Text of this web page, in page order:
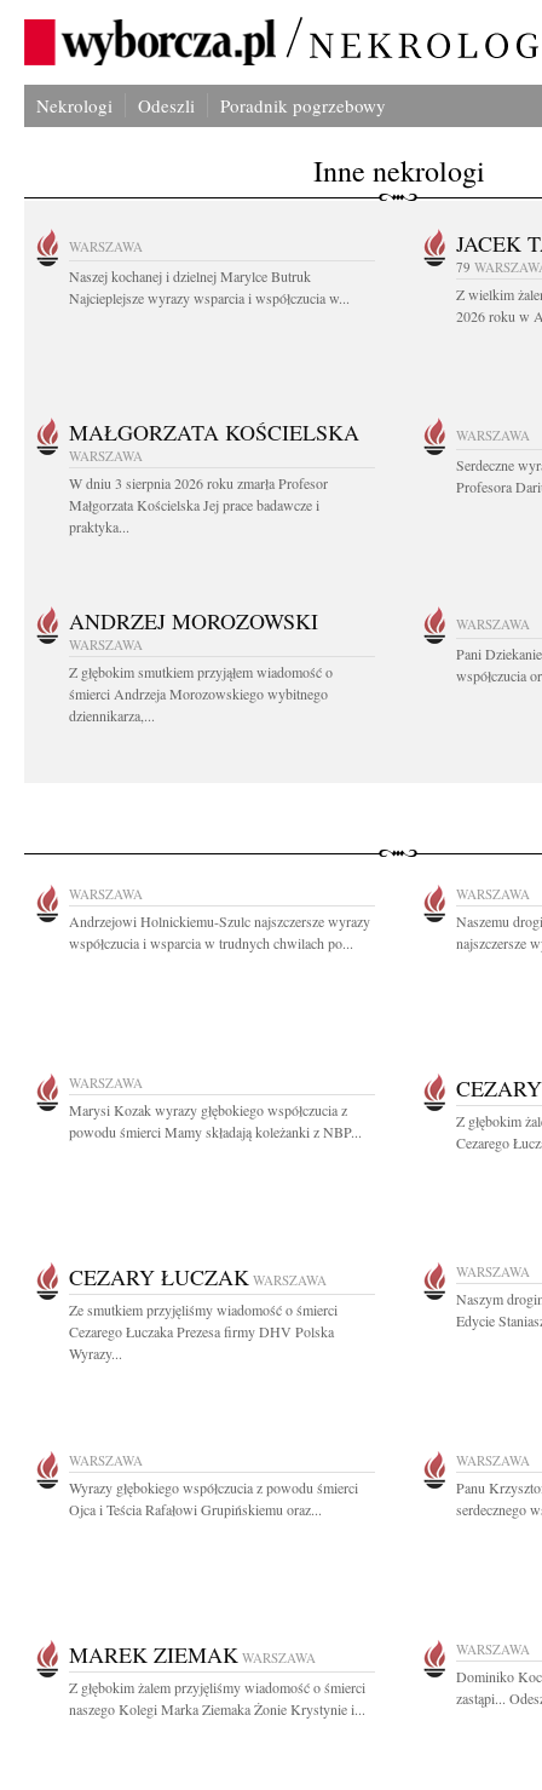
Nekrologi Odeszli Poradnik pogrzebowy
Inne nekrologi
WARSZAWA
Naszej kochanej i dzielnej Marylce Butruk
Najcieplejsze wyrazy wsparcia i współczucia w...
JACEK
79
Z wielkim
2026 roku w
MAŁGORZATA KOŚCIELSKA
WARSZAWA
W dniu 3 sierpnia 2026 roku zmarła Profesor
Małgorzata Kościelska Jej prace badawcze i
praktyka...
WARSZAWA
Serdeczne
Profesora
ANDRZEJ MOROZOWSKI
WARSZAWA
Z głębokim smutkiem przyjąłem wiadomość o
śmierci Andrzeja Morozowskiego wybitnego
dziennikarza,...
WARSZAWA
Pani
współczucia
WARSZAWA
Andrzejowi Holnickiemu-Szulc najszczersze wyrazy
współczucia i wsparcia w trudnych chwilach po...
WARSZAWA
Naszemu
najszczersze
WARSZAWA
Marysi Kozak wyrazy głębokiego współczucia z
powodu śmierci Mamy składają koleżanki z NBP...
Z głębokim
Cezarego
CEZARY ŁUCZAK WARSZAWA
Ze smutkiem przyjęliśmy wiadomość o śmierci
Cezarego Łuczaka Prezesa firmy DHV Polska
Wyrazy...
WARSZAWA
Naszym
Edycie
WARSZAWA
Wyrazy głębokiego współczucia z powodu śmierci
Ojca i Teścia Rafałowi Grupińskiemu oraz...
WARSZAWA
Panu
serdecznego
MAREK ZIEMAK WARSZAWA
Z głębokim żalem przyjęliśmy wiadomość o śmierci
naszego Kolegi Marka Ziemaka Żonie Krystynie i...
WARSZAWA
Dominiko
zastąpi...